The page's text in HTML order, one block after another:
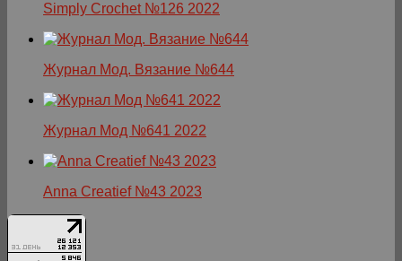
Simply Crochet №126 2022
Журнал Мод. Вязание №644
Журнал Мод №641 2022
Anna Creatief №43 2023